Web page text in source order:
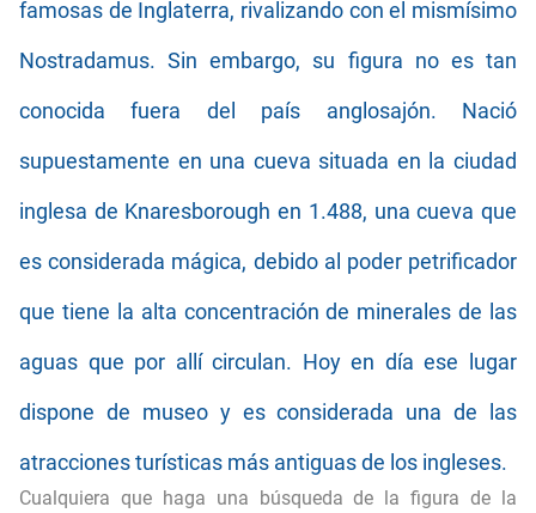
famosas de Inglaterra, rivalizando con el mismísimo
Nostradamus. Sin embargo, su figura no es tan
conocida fuera del país anglosajón. Nació
supuestamente en una cueva situada en la ciudad
inglesa de Knaresborough en 1.488, una cueva que
es considerada mágica, debido al poder petrificador
que tiene la alta concentración de minerales de las
aguas que por allí circulan. Hoy en día ese lugar
dispone de museo y es considerada una de las
atracciones turísticas más antiguas de los ingleses.
Cualquiera que haga una búsqueda de la figura de la